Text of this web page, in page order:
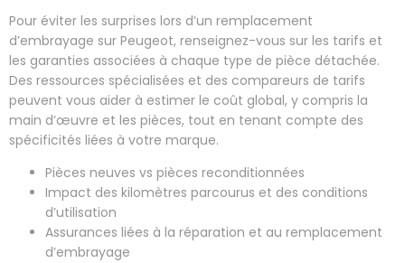
Pour éviter les surprises lors d’un remplacement
d’embrayage sur Peugeot, renseignez-vous sur les tarifs et
les garanties associées à chaque type de pièce détachée.
Des ressources spécialisées et des compareurs de tarifs
peuvent vous aider à estimer le coût global, y compris la
main d’œuvre et les pièces, tout en tenant compte des
spécificités liées à votre marque.
Pièces neuves vs pièces reconditionnées
Impact des kilomètres parcourus et des conditions
d’utilisation
Assurances liées à la réparation et au remplacement
d’embrayage